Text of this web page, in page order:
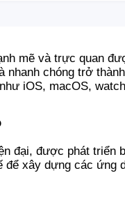
mẽ và trực quan
chóng trở
iOS, macOS,
đại, được phát triển
xây dựng các ứng